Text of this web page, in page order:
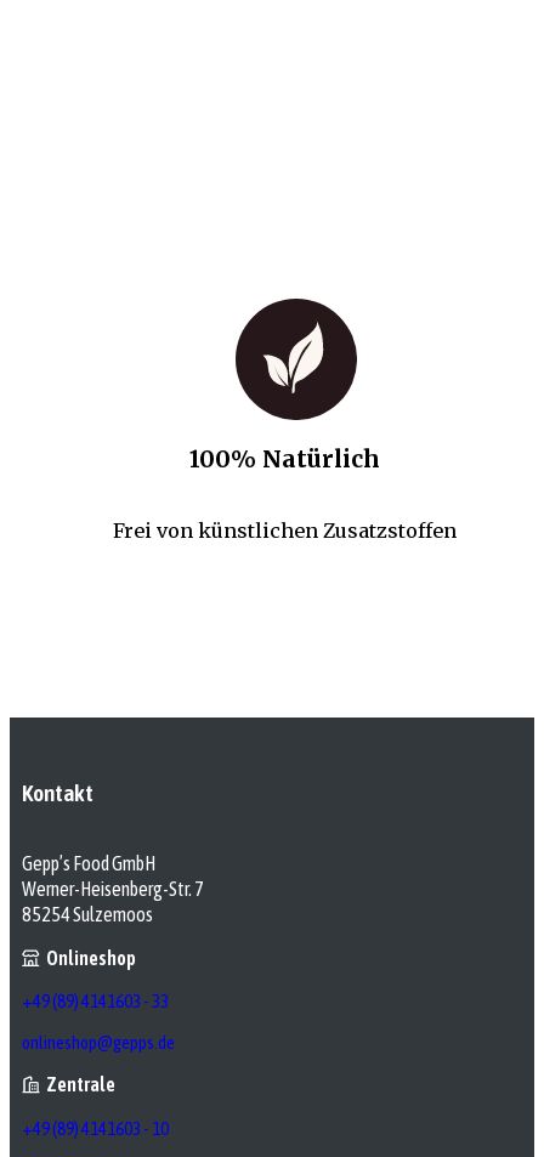
100% Natürlich
Frei von künstlichen Zusatzstoffen
Kontakt
Gepp’s Food GmbH
Werner-Heisenberg-Str. 7
85254 Sulzemoos
Onlineshop
+49 (89) 4141603 - 33
onlineshop@gepps.de
Zentrale
+49 (89) 4141603 - 10